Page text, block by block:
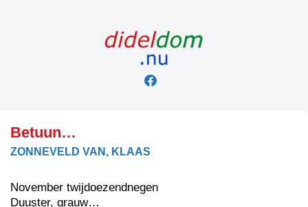
Betuun…
ZONNEVELD VAN, KLAAS
November twijdoezendnegen
Duuster, grauw…